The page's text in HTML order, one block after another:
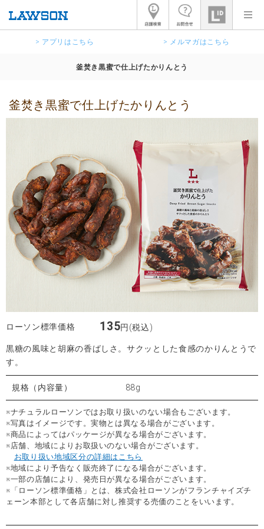
> アプリはこちら > メルマガはこちら
釜焚き黒蜜で仕上げたかりんとう
釜焚き黒蜜で仕上げたかりんとう
ローソン標準価格 135円(税込)
黒糖の風味と胡麻の香ばしさ。サクッとした食感のかりんとうで
す。
規格（内容量） 88g
※ナチュラルローソンではお取り扱いのない場合もございます。
※写真はイメージです。実物とは異なる場合がございます。
※商品によってはパッケージが異なる場合がございます。
※店舗、地域によりお取扱いのない場合がございます。
お取り扱い地域区分の詳細はこちら
※地域により予告なく販売終了になる場合がございます。
※一部の店舗により、発売日が異なる場合がございます。
※「ローソン標準価格」とは、株式会社ローソンがフランチャイズチ
ェーン本部として各店舗に対し推奨する売価のことをいいます。